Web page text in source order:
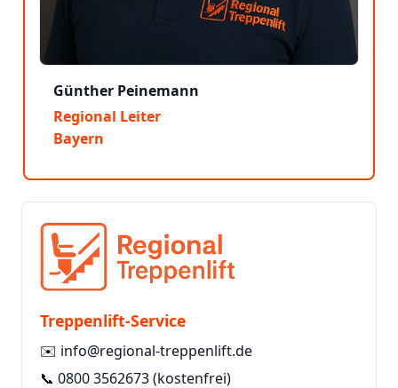
Günther Peinemann
Regional Leiter
Bayern
Treppenlift-Service
✉️ info@regional-treppenlift.de
📞 0800 3562673(kostenfrei)